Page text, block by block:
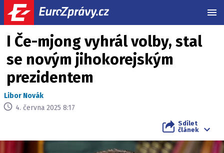
I Če-mjong vyhrál volby, stal
se novým jihokorejským
prezidentem
Libor Novák
4. června 2025 8:17
Sdílet
článek